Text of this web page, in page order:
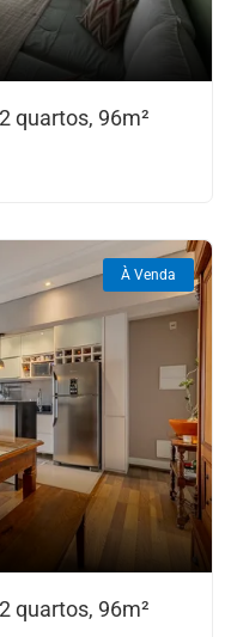
quartos, 96m²
À Venda
quartos, 96m²